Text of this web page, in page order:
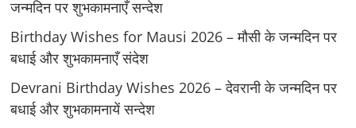
जन्मदिन पर शुभकामनाएँ सन्देश
Birthday Wishes for Mausi 2026 – मौसी के जन्मदिन पर
बधाई और शुभकामनाएँ संदेश
Devrani Birthday Wishes 2026 – देवरानी के जन्मदिन पर
बधाई और शुभकामनायें सन्देश